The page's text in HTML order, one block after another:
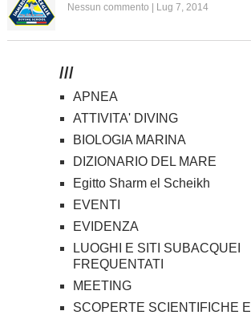
Nessun commento | Lug 7, 2014
///
APNEA
ATTIVITA' DIVING
BIOLOGIA MARINA
DIZIONARIO DEL MARE
Egitto Sharm el Scheikh
EVENTI
EVIDENZA
LUOGHI E SITI SUBACQUEI
FREQUENTATI
MEETING
SCOPERTE SCIENTIFICHE E